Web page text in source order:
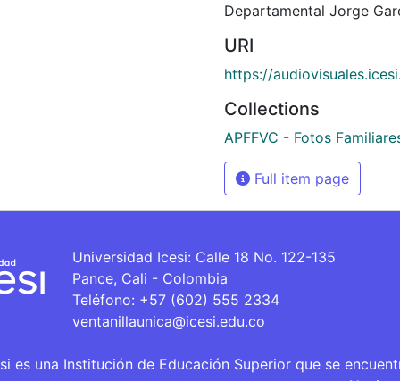
Departamental Jorge
URI
https://
Collections
APFFVC - Fotos
Full item page
Universidad Icesi: Calle 18 No. 122-135
Pance, Cali - Colombia
Teléfono: +57 (602) 555 2334
ventanillaunica@icesi.edu.co
es una Institución de Educación Superior que se